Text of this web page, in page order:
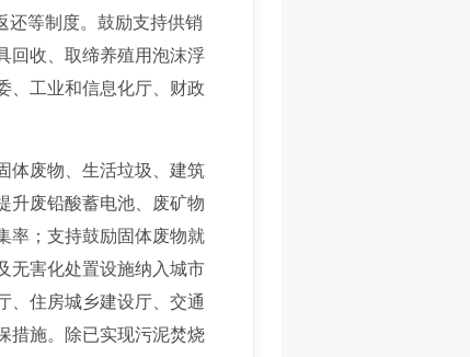
还等制度。鼓励支持供销
回收、取缔养殖用泡沫浮
、工业和信息化厅、财政
废物、生活垃圾、建筑
升废铅酸蓄电池、废矿物
率；支持鼓励固体废物就
无害化处置设施纳入城市
、住房城乡建设厅、交通
措施。除已实现污泥焚烧